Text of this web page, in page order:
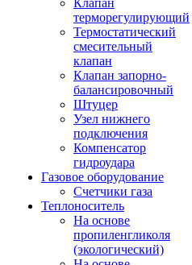
Клапан
терморегулирующий
Термостатический
смесительный
клапан
Клапан запорно-
балансировочный
Штуцер
Узел нижнего
подключения
Компенсатор
гидроудара
Газовое оборудование
Счетчики газа
Теплоноситель
На основе
пропиленгликоля
(экологический)